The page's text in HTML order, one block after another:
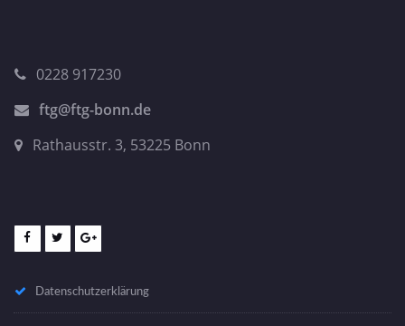
0228 917230
ftg@ftg-bonn.de
Rathausstr. 3, 53225 Bonn
Datenschutzerklärung